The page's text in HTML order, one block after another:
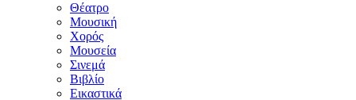
Θέατρο
Μουσική
Χορός
Μουσεία
Σινεμά
Βιβλίο
Εικαστικά